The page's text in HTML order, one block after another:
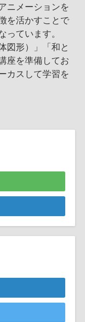
ニメーションを
を活かすことで
ています。
図形）」「和と
座を準備してお
カスして学習を